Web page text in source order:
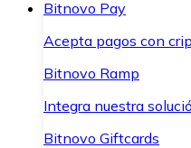
Bitnovo Pay
Acepta pagos con
Bitnovo Ramp
Integra nuestra
Bitnovo Giftcards